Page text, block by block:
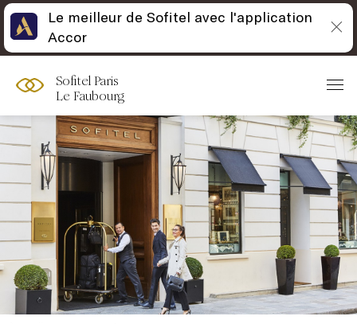
Sofitel Paris
Le Faubourg
Le meilleur de Sofitel avec l'application
Accor